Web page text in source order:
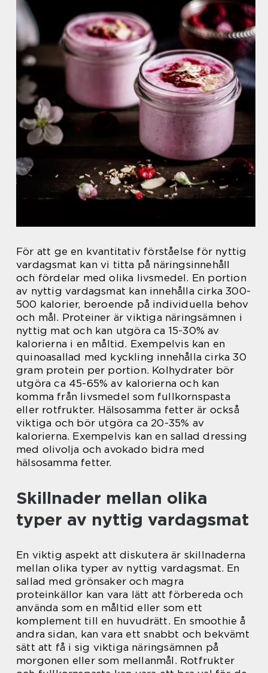
För att ge en kvantitativ förståelse för nyttig
vardagsmat kan vi titta på näringsinnehåll
och fördelar med olika livsmedel. En portion
av nyttig vardagsmat kan innehålla cirka 300-
500 kalorier, beroende på individuella behov
och mål. Proteiner är viktiga näringsämnen i
nyttig mat och kan utgöra ca 15-30% av
kalorierna i en måltid. Exempelvis kan en
quinoasallad med kyckling innehålla cirka 30
gram protein per portion. Kolhydrater bör
utgöra ca 45-65% av kalorierna och kan
komma från livsmedel som fullkornspasta
eller rotfrukter. Hälsosamma fetter är också
viktiga och bör utgöra ca 20-35% av
kalorierna. Exempelvis kan en sallad dressing
med olivolja och avokado bidra med
hälsosamma fetter.
Skillnader mellan olika
typer av nyttig vardagsmat
En viktig aspekt att diskutera är skillnaderna
mellan olika typer av nyttig vardagsmat. En
sallad med grönsaker och magra
proteinkällor kan vara lätt att förbereda och
använda som en måltid eller som ett
komplement till en huvudrätt. En smoothie å
andra sidan, kan vara ett snabbt och bekvämt
sätt att få i sig viktiga näringsämnen på
morgonen eller som mellanmål. Rotfrukter